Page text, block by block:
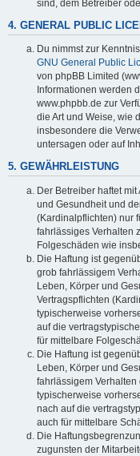
sind, dem Betreiber
4. GENERAL PUBLIC
Du nimmst zur
GNU General Public
von phpBB Limited
Informationen werden
www.phpbb.de zur
die Art und Weise, wie
insbesondere die
untersagen oder auf
5. GEWÄHRLEISTUNG
Der Betreiber haftet
und Gesundheit und
(Kardinalpflichten) nur
fahrlässiges Verhalten
Folgeschäden wie
Die Haftung ist
grob fahrlässigem
Leben, Körper und
Vertragspflichten
typischerweise
auf die
für mittelbare
Die Haftung ist
Leben, Körper und
fahrlässigem
typischerweise
nach auf die
auch für mittelbare
Die
zugunsten der